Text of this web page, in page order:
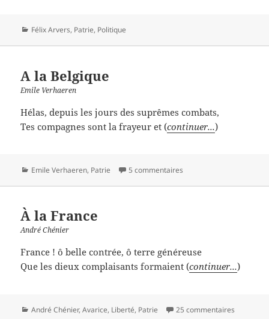
Catégories
Félix Arvers, Patrie, Politique
A la Belgique
Emile Verhaeren
Hélas, depuis les jours des suprêmes combats,
Tes compagnes sont la frayeur et (continuer...)
Catégories
Emile Verhaeren, Patrie 5 commentaires
À la France
André Chénier
France ! ô belle contrée, ô terre généreuse
Que les dieux complaisants formaient (continuer...)
Catégories
André Chénier,Avarice, Liberté, Patrie 25 commentaires